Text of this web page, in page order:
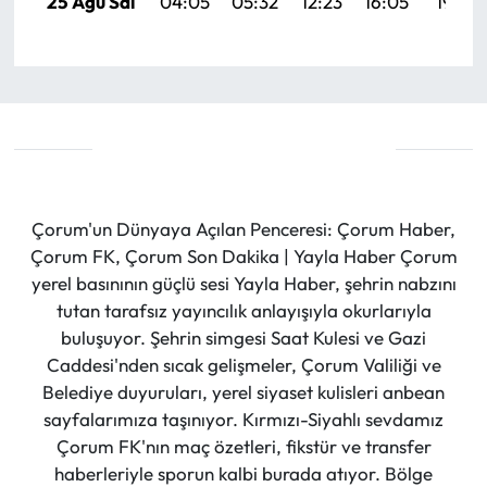
Çorum'un Dünyaya Açılan Penceresi: Çorum Haber,
Çorum FK, Çorum Son Dakika | Yayla Haber Çorum
yerel basınının güçlü sesi Yayla Haber, şehrin nabzını
tutan tarafsız yayıncılık anlayışıyla okurlarıyla
buluşuyor. Şehrin simgesi Saat Kulesi ve Gazi
Caddesi'nden sıcak gelişmeler, Çorum Valiliği ve
Belediye duyuruları, yerel siyaset kulisleri anbean
sayfalarımıza taşınıyor. Kırmızı-Siyahlı sevdamız
Çorum FK'nın maç özetleri, fikstür ve transfer
haberleriyle sporun kalbi burada atıyor. Bölge